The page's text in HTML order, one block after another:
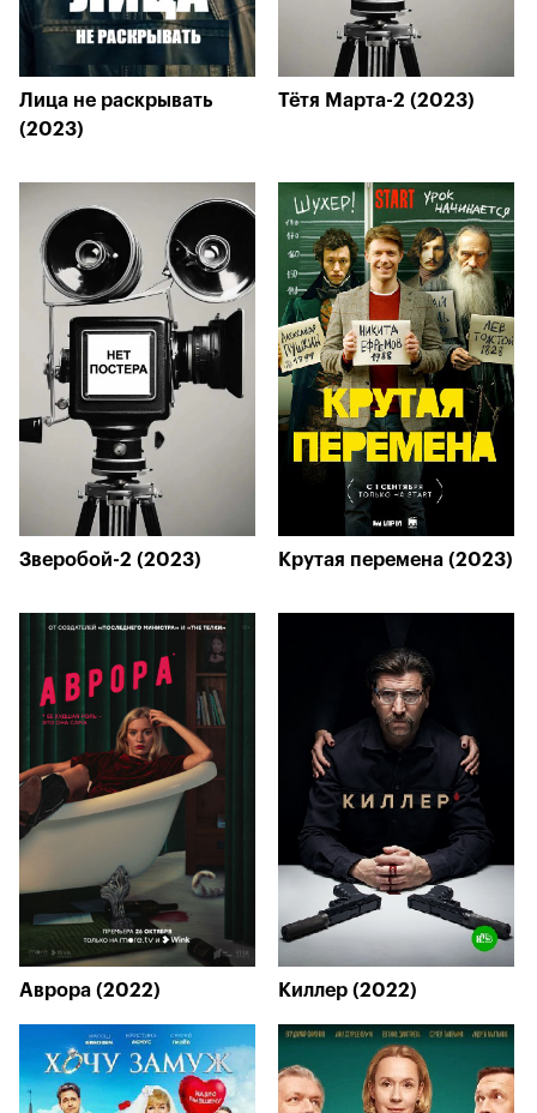
Лица не раскрывать
(2023)
Тётя Марта-2 (2023)
Зверобой-2 (2023) Крутая перемена (2023)
Аврора (2022) Киллер (2022)